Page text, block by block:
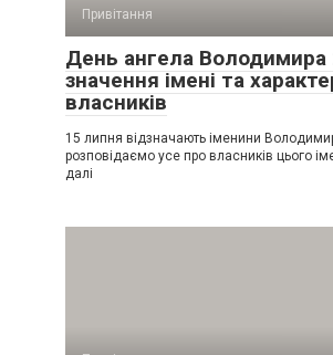
Привітання
День ангела Володимира
значення імені та
власників
15 липня відзначають іменини
розповідаємо усе про власників цього
далі